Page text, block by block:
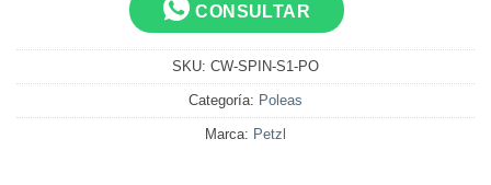
CONSULTAR
SKU: CW-SPIN-S1-PO
Categoría: Poleas
Marca: Petzl